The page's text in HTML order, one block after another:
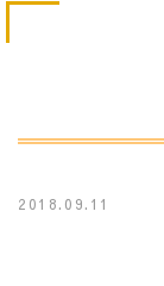
2018.09.11